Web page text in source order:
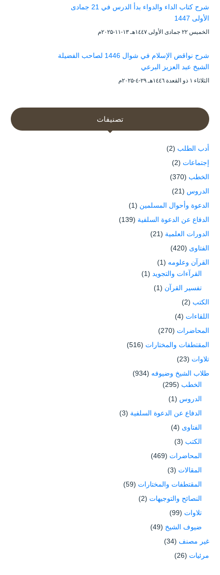
شرح كتاب الداء والدواء بدأ الدرس في 21 جمادى
الأولى 1447
الخميس ۲۲ جمادى الأولى ۱٤٤۷هـ ۱۳-۱۱-۲۰۲۵م
شرح نواقض الإسلام في شوال 1446 لصاحب الفضيلة
الشيخ عبد العزيز البرعي
الثلاثاء ۱ ذو القعدة ۱٤٤٦هـ ۲۹-٤-۲۰۲۵م
تصنيفات
أدب الطلب (2)
إجتماعات (2)
الخطب (370)
الدروس (21)
الدعوة وأحوال المسلمين (1)
الدفاع عن الدعوة السلفية (139)
الدورات العلمية (21)
الفتاوى (420)
القرآن وعلومه (1)
القرآءات والتجويد (1)
تفسير القرآن (1)
الكتب (2)
اللقاءات (4)
المحاضرات (270)
المقتطفات والمختارات (516)
تلاوات (23)
طلاب الشيخ وضيوفه (934)
الخطب (295)
الدروس (1)
الدفاع عن الدعوة السلفية (3)
الفتاوى (4)
الكتب (3)
المحاضرات (469)
المقالات (3)
المقتطفات والمختارات (59)
النصائح والتوجيهات (2)
تلاوات (99)
ضيوف الشيخ (49)
غير مصنف (34)
مرئيات (26)